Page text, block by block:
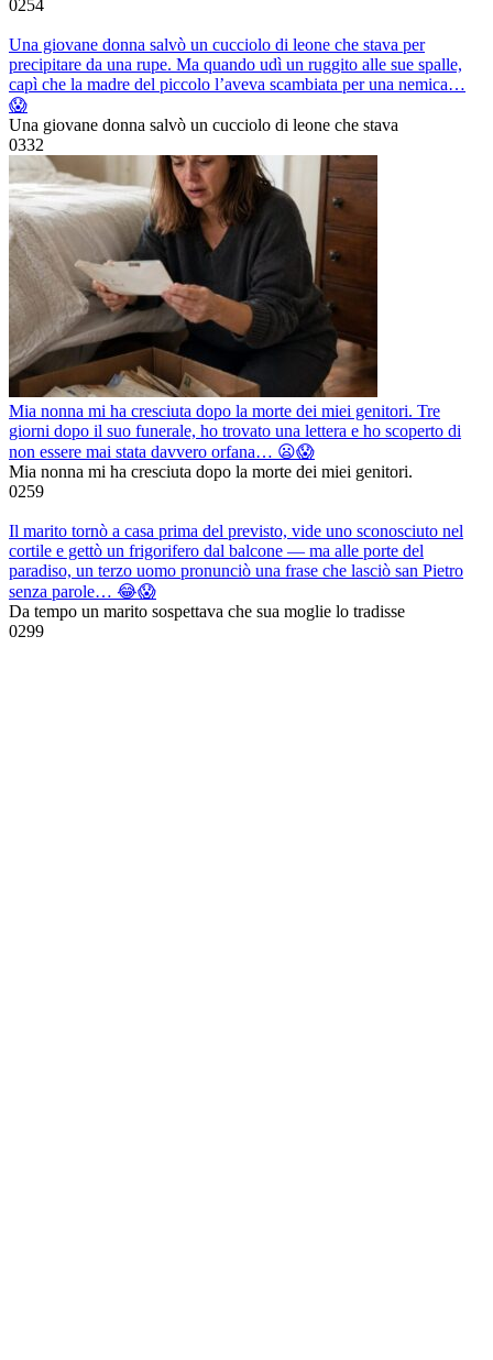
0254
Una giovane donna salvò un cucciolo di leone che stava per
precipitare da una rupe. Ma quando udì un ruggito alle sue spalle,
capì che la madre del piccolo l’aveva scambiata per una nemica…
😱
Una giovane donna salvò un cucciolo di leone che stava
0332
Mia nonna mi ha cresciuta dopo la morte dei miei genitori. Tre
giorni dopo il suo funerale, ho trovato una lettera e ho scoperto di
non essere mai stata davvero orfana… 😦😱
Mia nonna mi ha cresciuta dopo la morte dei miei genitori.
0259
Il marito tornò a casa prima del previsto, vide uno sconosciuto nel
cortile e gettò un frigorifero dal balcone — ma alle porte del
paradiso, un terzo uomo pronunciò una frase che lasciò san Pietro
senza parole… 😂😱
Da tempo un marito sospettava che sua moglie lo tradisse
0299